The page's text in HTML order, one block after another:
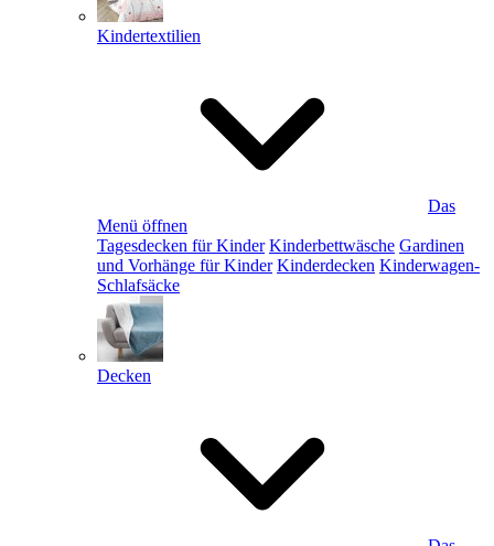
Kindertextilien
Das
Menü öffnen
Tagesdecken für Kinder Kinderbettwäsche Gardinen
und Vorhänge für Kinder Kinderdecken Kinderwagen-
Schlafsäcke
Decken